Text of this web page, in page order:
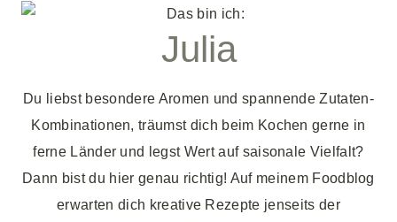
Julia
Du liebst besondere Aromen und spannende Zutaten-
Kombinationen, träumst dich beim Kochen gerne in
ferne Länder und legst Wert auf saisonale Vielfalt?
Dann bist du hier genau richtig! Auf meinem Foodblog
erwarten dich kreative Rezepte jenseits der